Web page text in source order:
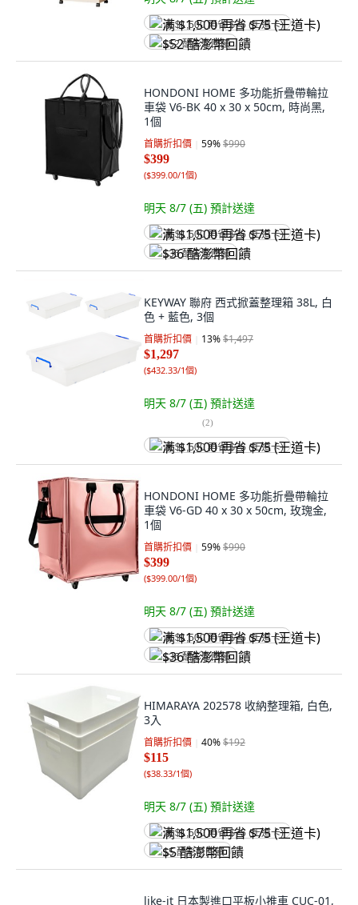
满 $1,500 再省 $75 (王道卡)
$52 酷澎幣回饋
HONDONI HOME 多功能折疊帶輪拉
車袋 V6-BK 40 x 30 x 50cm, 時尚黑,
1個
首購折扣價 59%$990
$399
($399.00/1個)
明天 8/7 (五) 預計送達
满 $1,500 再省 $75 (王道卡)
$36 酷澎幣回饋
KEYWAY 聯府 西式掀蓋整理箱 38L, 白
色 + 藍色, 3個
首購折扣價 13%$1,497
$1,297
($432.33/1個)
明天 8/7 (五) 預計送達
(2)
满 $1,500 再省 $75 (王道卡)
HONDONI HOME 多功能折疊帶輪拉
車袋 V6-GD 40 x 30 x 50cm, 玫瑰金,
1個
首購折扣價 59%$990
$399
($399.00/1個)
明天 8/7 (五) 預計送達
满 $1,500 再省 $75 (王道卡)
$36 酷澎幣回饋
HIMARAYA 202578 收納整理箱, 白色,
3入
首購折扣價 40%$192
$115
($38.33/1個)
明天 8/7 (五) 預計送達
满 $1,500 再省 $75 (王道卡)
$5 酷澎幣回饋
like-it 日本製進口平板小推車 CUC-01,